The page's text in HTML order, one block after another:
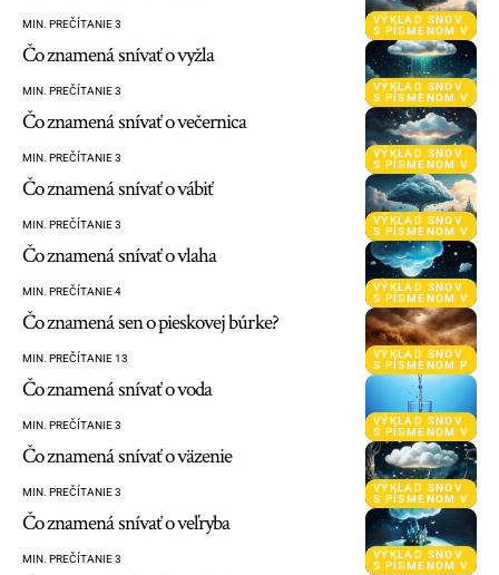
VÝKLAD SNOV
S PÍSMENOM V
MIN. PREČÍTANIE 3
VÝKLAD SNOV
S PÍSMENOM V
Čo znamená snívať o vyžla
MIN. PREČÍTANIE 3
VÝKLAD SNOV
S PÍSMENOM V
Čo znamená snívať o večernica
MIN. PREČÍTANIE 3
VÝKLAD SNOV
S PÍSMENOM V
Čo znamená snívať o vábiť
MIN. PREČÍTANIE 3
VÝKLAD SNOV
S PÍSMENOM V
Čo znamená snívať o vlaha
MIN. PREČÍTANIE 4
VÝKLAD SNOV
S PÍSMENOM P
Čo znamená sen o pieskovej búrke?
MIN. PREČÍTANIE 13
VÝKLAD SNOV
S PÍSMENOM V
Čo znamená snívať o voda
MIN. PREČÍTANIE 3
VÝKLAD SNOV
S PÍSMENOM V
Čo znamená snívať o väzenie
MIN. PREČÍTANIE 3
VÝKLAD SNOV
S PÍSMENOM V
Čo znamená snívať o veľryba
MIN. PREČÍTANIE 3